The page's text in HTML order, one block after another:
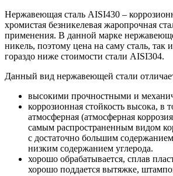
Нержавеющая сталь AISI430 –
хромистая безникелевая жаропрочная
применения. В данной марке
никель, поэтому цена на саму сталь, так
гораздо ниже стоимости стали AISI304.
Данный вид нержавеющей стали
высокими прочностными и
коррозионная стойкость высока, в
атмосферная (атмосферная
самым распространенным видом
с достаточно большим
низким содержанием углерода.
хорошо обрабатывается, сплав
хорошо поддается вытяжке,